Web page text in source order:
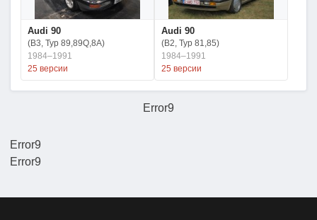
Error9
Audi 90
(B3, Typ 89,89Q,8A)
1984–1991
25 версии
Audi 90
(B2, Typ 81,85)
1984–1991
25 версии
Error9
Error9